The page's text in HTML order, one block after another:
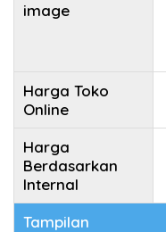
image
Harga Toko
Online
Harga
Berdasarkan
Internal
Tampilan